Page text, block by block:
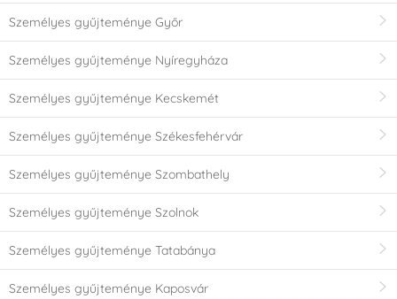
Személyes gyűjteménye Győr
Személyes gyűjteménye Nyíregyháza
Személyes gyűjteménye Kecskemét
Személyes gyűjteménye Székesfehérvár
Személyes gyűjteménye Szombathely
Személyes gyűjteménye Szolnok
Személyes gyűjteménye Tatabánya
Személyes gyűjteménye Kaposvár